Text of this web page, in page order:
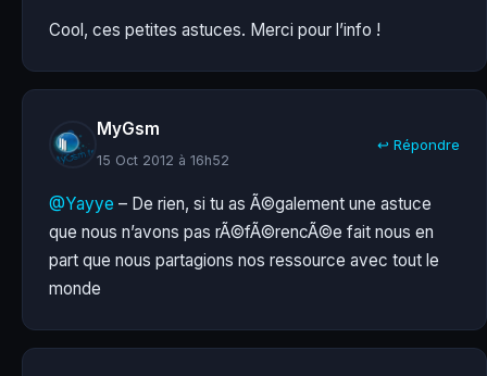
Cool, ces petites astuces. Merci pour l’info !
MyGsm
15 Oct 2012 à 16h52
↩ Répondre
@Yayye – De rien, si tu as Ã©galement une astuce
que nous n’avons pas rÃ©fÃ©rencÃ©e fait nous en
part que nous partagions nos ressource avec tout le
monde